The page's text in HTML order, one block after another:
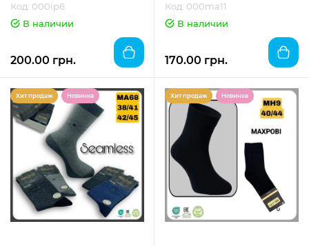
Код: 000ip6
В наличии
200.00 грн.
Код: 000ma11
В наличии
170.00 грн.
Хит продаж Новинка Хит продаж Новинка